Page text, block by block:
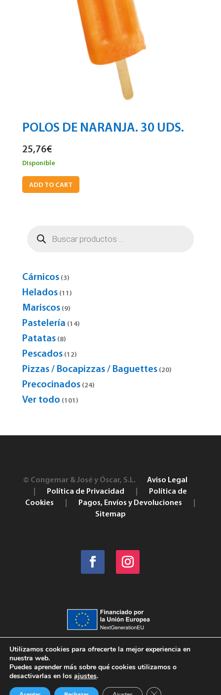
POLOS DE NARANJA. 30 UDS.
25,76€
Disponible
ADD TO CART
productos
Cárnicos 33
Helados 11 11
Mariscos 99
Pastelería 1414
Patatas 88
Pescados 1212
products
Pizzas / Bocapizzas / Baguettes 2020
Precocinados 2424
Ver todo 101 101
© Congemar & José y Óscar, S.L.
Aviso Legal
Política de Privacidad
Política de
Cookies
Pagos, Envíos y Devoluciones
Sitemap
Utilizamos cookies para ofrecerte la mejor experiencia en
nuestra web.
Puedes aprender más sobre qué cookies utilizamos o
desactivarlas en los ajustes.
Cerrar el banner de